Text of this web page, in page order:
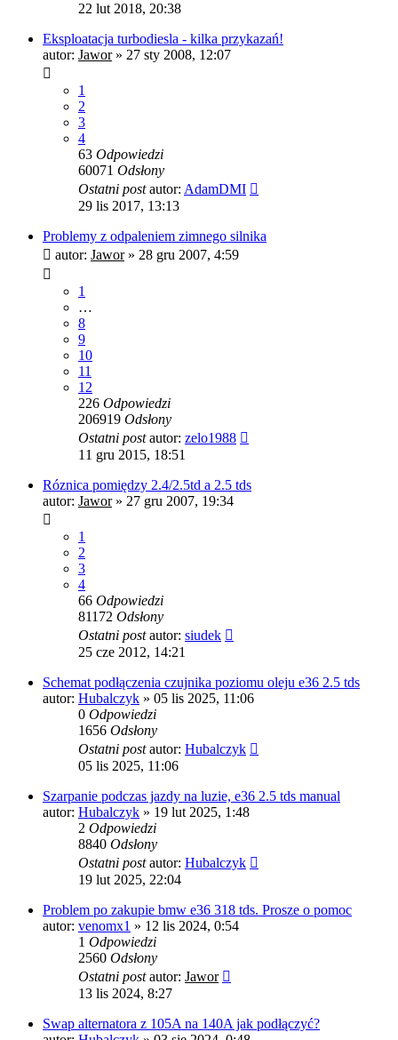
22 lut 2018, 20:38
Eksploatacja turbodiesla - kilka przykazań!
autor: Jawor» 27 sty 2008, 12:07
1
2
3
4
63 Odpowiedzi
60071 Odsłony
Ostatni postautor: AdamDMI
29 lis 2017, 13:13
Problemy z odpaleniem zimnego silnika
autor: Jawor» 28 gru 2007, 4:59
1
…
8
9
10
11
12
226 Odpowiedzi
206919 Odsłony
Ostatni postautor: zelo1988
11 gru 2015, 18:51
Róznica pomiędzy 2.4/2.5td a 2.5 tds
autor: Jawor» 27 gru 2007, 19:34
1
2
3
4
66 Odpowiedzi
81172 Odsłony
Ostatni postautor: siudek
25 cze 2012, 14:21
Schemat podłączenia czujnika poziomu oleju e36 2.5 tds
autor: Hubalczyk » 05 lis 2025, 11:06
0 Odpowiedzi
1656 Odsłony
Ostatni postautor: Hubalczyk
05 lis 2025, 11:06
Szarpanie podczas jazdy na luzie, e36 2.5 tds manual
autor: Hubalczyk » 19 lut 2025, 1:48
2 Odpowiedzi
8840 Odsłony
Ostatni postautor: Hubalczyk
19 lut 2025, 22:04
Problem po zakupie bmw e36 318 tds. Prosze o pomoc
autor: venomx1 » 12 lis 2024, 0:54
1 Odpowiedzi
2560 Odsłony
Ostatni postautor: Jawor
13 lis 2024, 8:27
Swap alternatora z 105A na 140A jak podłączyć?